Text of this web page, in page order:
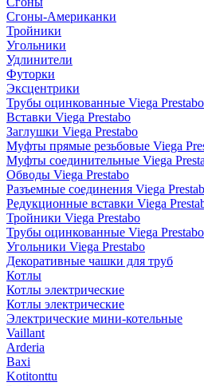
Сгоны-Американки
Тройники
Угольники
Удлинители
Футорки
Эксцентрики
Трубы оцинкованные Viega
Вставки Viega Prestabo
Заглушки Viega Prestabo
Муфты прямые резьбовые Viega
Муфты соединительные Viega
Обводы Viega Prestabo
Разъемные соединения Viega
Редукционные вставки Viega
Тройники Viega Prestabo
Трубы оцинкованные Viega Prestabo
Угольники Viega Prestabo
Декоративные чашки для труб
Котлы
Котлы электрические
Котлы электрические
Электрические мини-котельные
Vaillant
Arderia
Baxi
Kotitonttu